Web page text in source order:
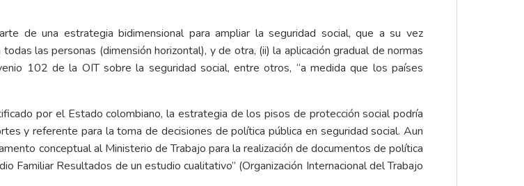
de una estrategia bidimensional para ampliar la seguridad social, que a su vez
las personas (dimensión horizontal), y de otra, (ii) la aplicación gradual de normas
102 de la OIT sobre la seguridad social, entre otros, “a medida que los países
por el Estado colombiano, la estrategia de los pisos de protección social podría
y referente para la toma de decisiones de política pública en seguridad social. Aun
conceptual al Ministerio de Trabajo para la realización de documentos de política
Familiar Resultados de un estudio cualitativo” (Organización Internacional del Trabajo